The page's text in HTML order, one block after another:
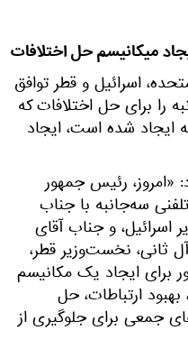
میکانیسم حل اختلافات
اسرائیل و قطر توافق
را برای حل اختلافات که
شده است، ایجاد
«امروز، رئیس جمهور
سه‌جانبه با جناب
اسرائیل، و جناب آقای
ثانی، نخست‌وزیر قطر،
برای ایجاد یک مکانیسم
ارتباطات، حل
جمعی برای جلوگیری از